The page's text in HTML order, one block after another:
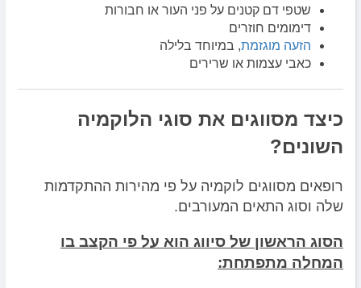
שטפי דם קטנים על פני העור או חבורות
דימומים חוזרים
הזעה מוגזמת, במיוחד בלילה
כאבי עצמות או שרירים
כיצד מסווגים את סוגי הלוקמיה
השונים?
רופאים מסווגים לוקמיה על פי מהירות ההתקדמות
שלה וסוג התאים המעורבים.
הסוג הראשון של סיווג הוא על פי הקצב בו
המחלה מתפתחת: